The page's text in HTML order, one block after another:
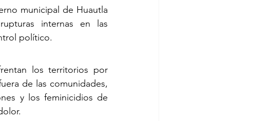
municipal de Huautla
internas en las
político.
los territorios por
de las comunidades,
y los feminicidios de